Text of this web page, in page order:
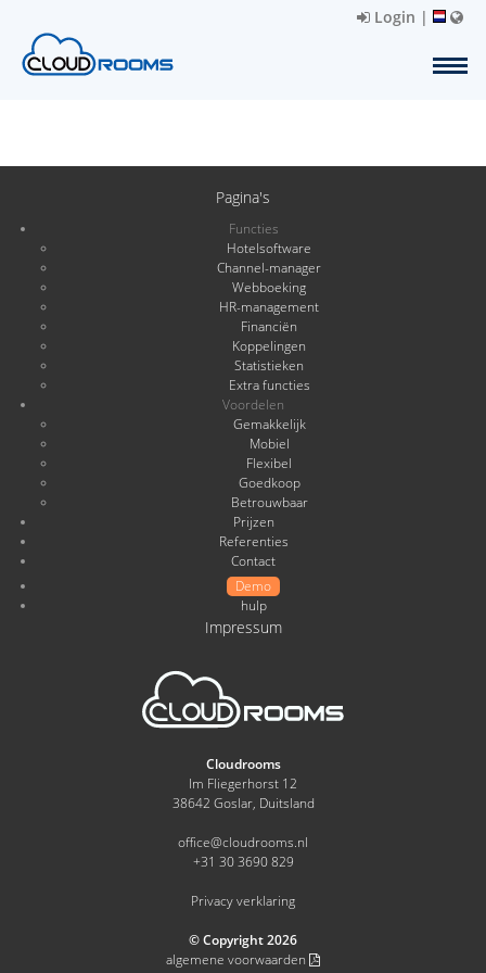
Login |
Pagina's
Functies
Hotelsoftware
Channel-manager
Webboeking
HR-management
Financiën
Koppelingen
Statistieken
Extra functies
Voordelen
Gemakkelijk
Mobiel
Flexibel
Goedkoop
Betrouwbaar
Prijzen
Referenties
Contact
Demo
hulp
Impressum
Cloudrooms
Im Fliegerhorst 12
38642 Goslar, Duitsland
office@cloudrooms.nl
+31 30 3690 829
Privacy verklaring
© Copyright 2026
algemene voorwaarden